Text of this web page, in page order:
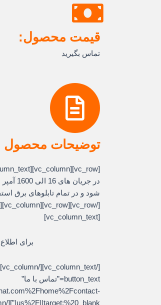
قیمت محصول:
تماس بگیرید
توضیحات محصول
در
[vc_column_text]
برای
button_text=”تماس با ما”
us%2F||target:%20_blank|”][/vc_column][/vc_row]